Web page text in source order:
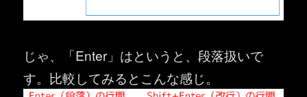
じゃ、「Enter」はというと、段落扱いで
す。比較してみるとこんな感じ。